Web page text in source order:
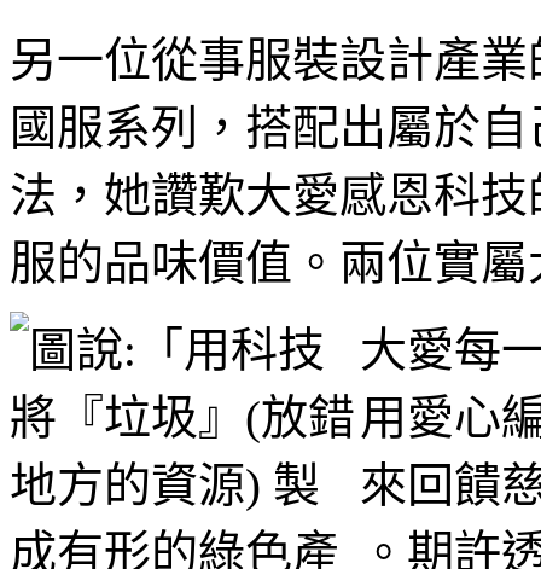
另一位從事服裝設計產
國服系列，搭配出屬於
法，她讚歎大愛感恩科
服的品味價值。兩位實
大愛每
用愛心
來回饋
。期許